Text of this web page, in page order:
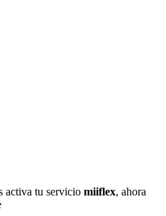
activa tu servicio miiflex, ahora